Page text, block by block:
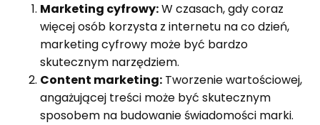
Marketing cyfrowy:W czasach, gdy coraz
więcej osób korzysta z internetu na co dzień,
marketing cyfrowy może być bardzo
skutecznym narzędziem.
Content marketing: Tworzenie wartościowej,
angażującej treści może być skutecznym
sposobem na budowanie świadomości marki.